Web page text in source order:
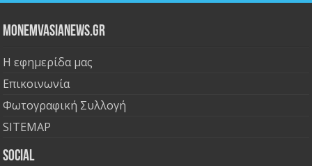
Monemvasianews.gr
Η εφημερίδα μας
Επικοινωνία
Φωτογραφική Συλλογή
SITEMAP
Social